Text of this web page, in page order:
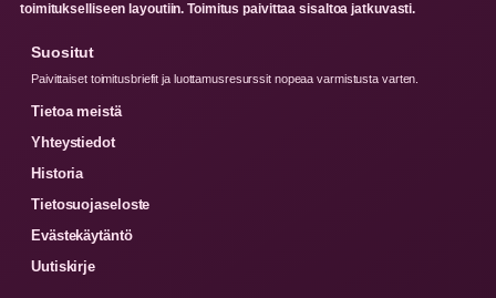
toimitukselliseen layoutiin. Toimitus paivittaa sisaltoa jatkuvasti.
Suositut
Paivittaiset toimitusbriefit ja luottamusresurssit nopeaa varmistusta varten.
Tietoa meistä
Yhteystiedot
Historia
Tietosuojaseloste
Evästekäytäntö
Uutiskirje